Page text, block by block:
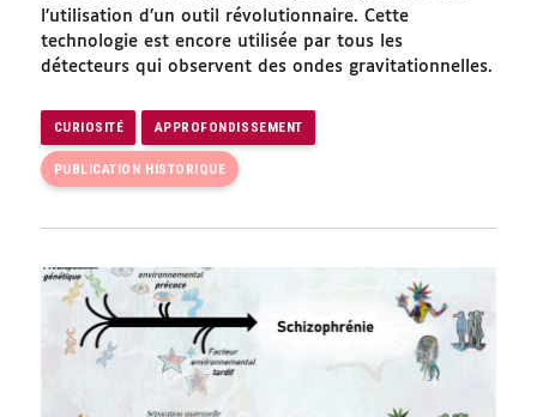
l’utilisation d’un outil révolutionnaire. Cette
technologie est encore utilisée par tous les
détecteurs qui observent des ondes gravitationnelles.
CURIOSITÉ APPROFONDISSEMENT
PUBLICATION HISTORIQUE